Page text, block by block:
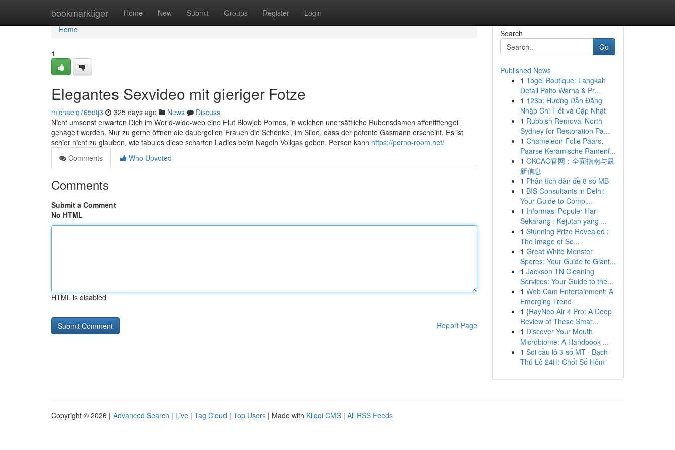
bookmarktiger Home New Submit Groups Register Login
Home
Home
1
Elegantes Sexvideo mit gieriger Fotze
michaelq765dtj3 325 days ago News
Discuss
Nicht umsonst erwarten Dich im World-wide-web eine Flut Blowjob Pornos, in welchen unersättliche Rubensdamen affentittengeil
genagelt werden. Nur zu gerne öffnen die dauergeilen Frauen die Schenkel, im Slide, dass der potente Gasmann erscheint. Es ist
schier nicht zu glauben, wie tabulos diese scharfen Ladies beim Nageln Vollgas geben. Person kann https://porno-room.net/
Comments
Who Upvoted
Comments
Submit a Comment
No HTML
HTML is disabled
Report Page
Search
Go
Published News
1 Togel Boutique: Langkah
Detail Paito Warna & Pr...
1 123b: Hướng Dẫn Đăng
Nhập Chi Tiết và Cập Nhật
1 Rubbish Removal North
Sydney for Restoration Pa...
1 Chameleon Folie Paars:
Paarse Keramische Ramenf...
1 OKCAO官网：全面指南与最
新信息
1 Phân tích dàn đề 8 số MB
1 BIS Consultants in Delhi:
Your Guide to Compl...
1 Informasi Populer Hari
Sekarang : Kejutan yang ...
1 Stunning Prize Revealed :
The Image of So...
1 Great White Monster
Spores: Your Guide to Giant...
1 Jackson TN Cleaning
Services: Your Guide to the...
1 Web Cam Entertainment: A
Emerging Trend
1 {RayNeo Air 4 Pro: A Deep
Review of These Smar...
1 Discover Your Mouth
Microbiome: A Handbook ...
1 Soi cầu lô 3 số MT · Bạch
Thủ Lô 24H: Chốt Số Hôm
Copyright © 2026 | Advanced Search | Live | Tag Cloud | Top Users | Made with Kliqqi CMS | All RSS Feeds